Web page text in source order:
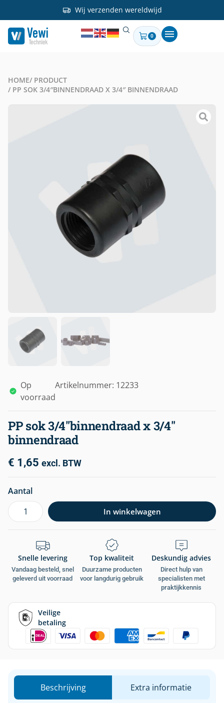
Wij verzenden wereldwijd
0
HOME/ PRODUCT
/ PP SOK 3/4″BINNENDRAAD X 3/4″ BINNENDRAAD
Op
voorraad
Artikelnummer: 12233
PP sok 3/4″binnendraad x 3/4″
binnendraad
€ 1,65 excl. BTW
Aantal
In winkelwagen
Snelle levering
Vandaag besteld, snel
geleverd uit voorraad
Top kwaliteit
Duurzame producten
voor langdurig gebruik
Deskundig advies
Direct hulp van
specialisten met
praktijkkennis
Veilige
betaling
Beschrijving Extra informatie